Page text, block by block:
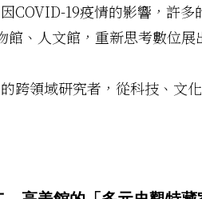
COVID-19疫情的影響，許
、人文館，重新思考數位展
跨領域研究者，從科技、文